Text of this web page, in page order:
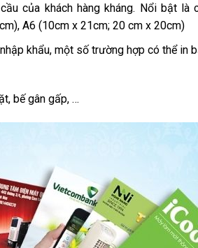
của khách hàng kháng. Nổi bật là
A6 (10cm x 21cm; 20 cm x 20cm)
khẩu, một số trường hợp có thể in
bế gân gấp, …